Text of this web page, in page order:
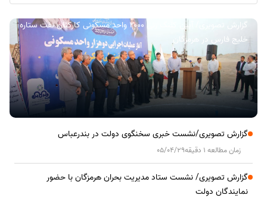
گزارش تصویری/ آیین کلنگ زنی ۲۰۰۰ واحد مسکونی کارکنان نفت ستاره
خلیج فارس در هرمزگان
گزارش تصویری/نشست خبری سخنگوی دولت در بندرعباس
زمان مطالعه 1 دقیقه 05/04/29
گزارش تصویری/ نشست ستاد مدیریت بحران هرمزگان با حضور
نمایندگان دولت